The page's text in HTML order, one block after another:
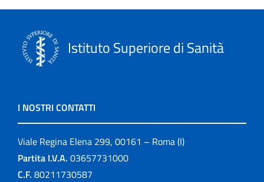
Istituto Superiore di Sanità
I NOSTRI CONTATTI
Viale Regina Elena 299, 00161 – Roma (I)
Partita I.V.A. 03657731000
C.F. 80211730587